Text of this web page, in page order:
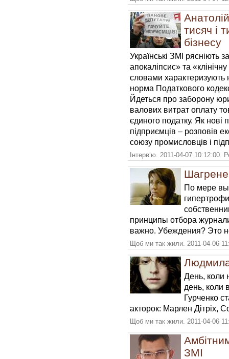
тисяч і
бізнесу
Українські ЗМІ рясніють
апокаліпсис» та
словами характеризують
норма Податкового
Йдеться про заборону
валових витрат оплату
єдиного податку. Як
підприємців – розповів
союзу промисловців і
Інтерв‘ю. 2011-04-07 10:12:00.
По мере
принципы отбора
важно. Убеждения? Это
Щоб ми так жили. 2011-04-06
День, коли
день, коли
Гурченко
акторок: Марлен Дітріх,
Щоб ми так жили. 2011-04-06
ЗМІ